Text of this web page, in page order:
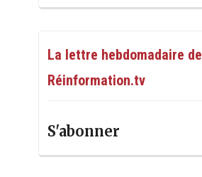
La lettre hebdomadaire de
Réinformation.tv
S'abonner